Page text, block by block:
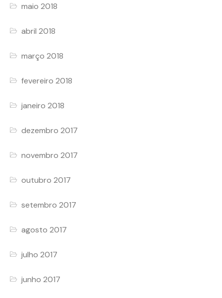
maio 2018
abril 2018
março 2018
fevereiro 2018
janeiro 2018
dezembro 2017
novembro 2017
outubro 2017
setembro 2017
agosto 2017
julho 2017
junho 2017